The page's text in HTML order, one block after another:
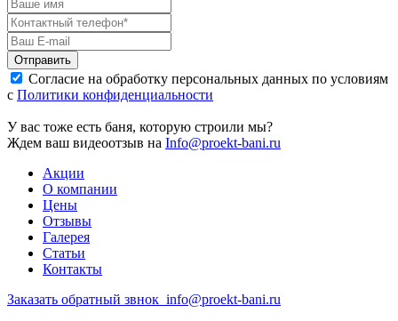
Отправить
Согласие на обработку персональных данных по условиям
с Политики конфиденциальности
У вас тоже есть баня, которую строили мы?
Ждем ваш видеоотзыв на Info@proekt-bani.ru
Акции
О компании
Цены
Отзывы
Галерея
Статьи
Контакты
Заказать обратный звнок info@proekt-bani.ru